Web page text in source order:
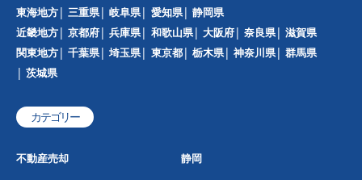
東海地方
三重県 岐阜県 愛知県
静岡県
近畿地方
京都府 兵庫県 和歌山県 大阪府 奈良県
滋賀県
関東地方
千葉県 埼玉県 東京都 栃木県 神奈川県
群馬県
茨城県
カテゴリー
不動産売却 静岡